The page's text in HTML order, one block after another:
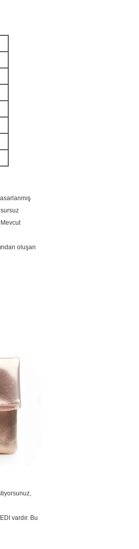
oluşan
vardır. Bu